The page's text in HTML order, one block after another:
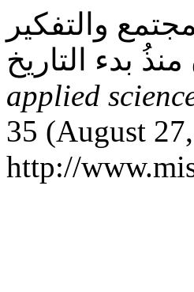
والتفكير
applied
35 (August
http://